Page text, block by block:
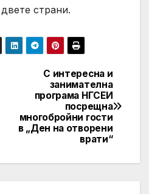
страни.
С интересна и
занимателна
програма НГСЕИ
посрещна
многобройни гости
в „Ден на отворени
врати“